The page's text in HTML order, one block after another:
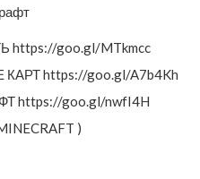
goo.gl/MTkmcc
https://goo.gl/A7b4Kh
https://goo.gl/nwfI4H
)